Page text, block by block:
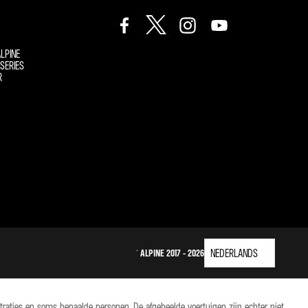
© ALPINE 2017 - 2026